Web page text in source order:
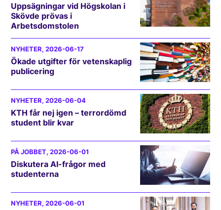
Uppsägningar vid Högskolan i
Skövde prövas i
Arbetsdomstolen
NYHETER, 2026-06-17
Ökade utgifter för vetenskaplig
publicering
NYHETER, 2026-06-04
KTH får nej igen – terrordömd
student blir kvar
PÅ JOBBET, 2026-06-01
Diskutera AI-frågor med
studenterna
NYHETER, 2026-06-01